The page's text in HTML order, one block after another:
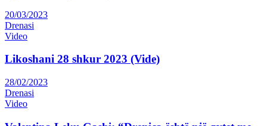
20/03/2023
Drenasi
Video
Likoshani 28 shkur 2023 (Vide)
28/02/2023
Drenasi
Video